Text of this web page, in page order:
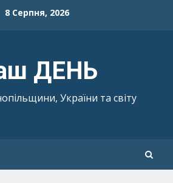
8 Серпня, 2026
ДЕНЬ
України та світу